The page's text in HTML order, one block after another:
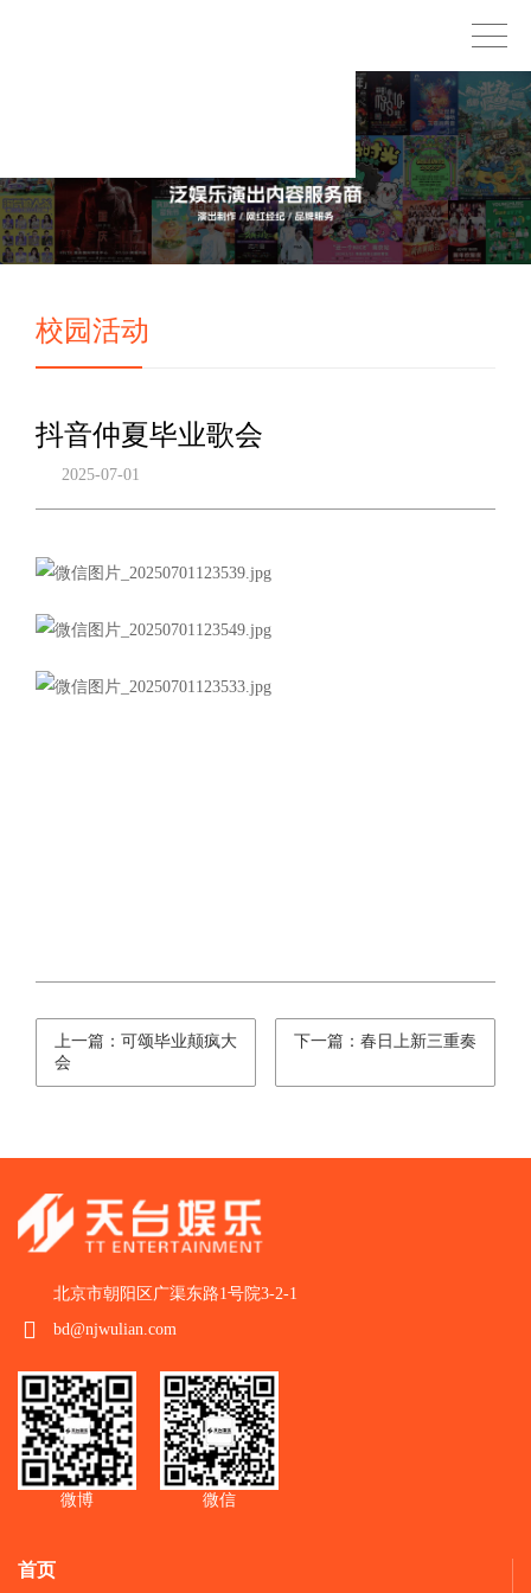
校园活动
抖音仲夏毕业歌会
2025-07-01
上一篇：可颂毕业颠疯大
会
下一篇：春日上新三重奏
北京市朝阳区广渠东路1号院3-2-1
bd@njwulian.com
微博 微信
首页